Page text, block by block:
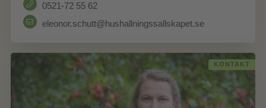
0521-72 55 62
eleonor.schutt@hushallningssallskapet.se
KONTAKT